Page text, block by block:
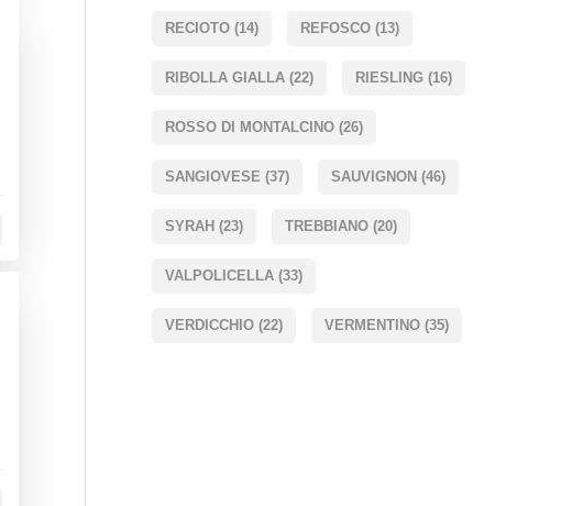
RECIOTO (14) REFOSCO (13)
RIBOLLA GIALLA (22) RIESLING (16)
ROSSO DI MONTALCINO (26)
SANGIOVESE (37) SAUVIGNON (46)
SYRAH (23) TREBBIANO (20)
VALPOLICELLA (33)
VERDICCHIO (22) VERMENTINO (35)